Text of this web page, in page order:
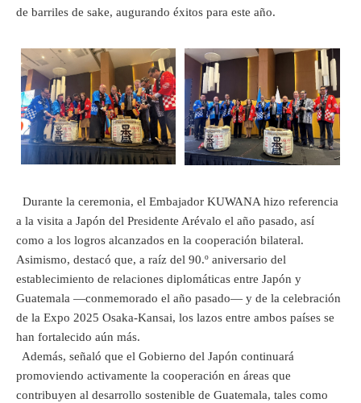
de barriles de sake, augurando éxitos para este año.
Durante la ceremonia, el Embajador KUWANA hizo referencia
a la visita a Japón del Presidente Arévalo el año pasado, así
como a los logros alcanzados en la cooperación bilateral.
Asimismo, destacó que, a raíz del 90.º aniversario del
establecimiento de relaciones diplomáticas entre Japón y
Guatemala —conmemorado el año pasado— y de la celebración
de la Expo 2025 Osaka-Kansai, los lazos entre ambos países se
han fortalecido aún más.
Además, señaló que el Gobierno del Japón continuará
promoviendo activamente la cooperación en áreas que
contribuyen al desarrollo sostenible de Guatemala, tales como